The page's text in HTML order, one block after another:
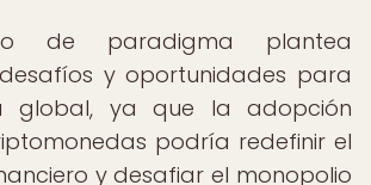
de paradigma plantea
y oportunidades para
global, ya que la adopción
podría redefinir el
y desafiar el monopolio